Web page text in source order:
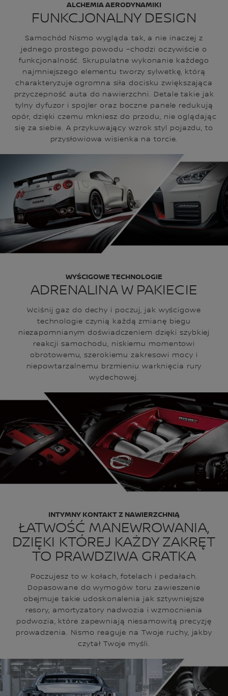
FUNKCJONALNY DESIGN
ALCHEMIA AERODYNAMIKI
Samochód Nismo wygląda tak, a nie inaczej z
jednego prostego powodu –chodzi oczywiście o
funkcjonalność. Skrupulatne wykonanie każdego
najmniejszego elementu tworzy sylwetkę, którą
charakteryzuje ogromna siła docisku zwiększająca
przyczepność auta do nawierzchni. Detale takie jak
tylny dyfuzor i spojler oraz boczne panele redukują
opór, dzięki czemu mkniesz do przodu, nie oglądając
się za siebie. A przykuwający wzrok styl pojazdu, to
przysłowiowa wisienka na torcie.
ADRENALINA W PAKIECIE
WYŚCIGOWE TECHNOLOGIE
Wciśnij gaz do dechy i poczuj, jak wyścigowe
technologie czynią każdą zmianę biegu
niezapomnianym doświadczeniem dzięki szybkiej
reakcji samochodu, niskiemu momentowi
obrotowemu, szerokiemu zakresowi mocy i
niepowtarzalnemu brzmieniu warknięcia rury
wydechowej.
ŁATWOŚĆ MANEWROWANIA,
DZIĘKI KTÓREJ KAŻDY ZAKRĘT
TO PRAWDZIWA GRATKA
INTYMNY KONTAKT Z NAWIERZCHNIĄ
Poczujesz to w kołach, fotelach i pedałach.
Dopasowane do wymogów toru zawieszenie
obejmuje takie udoskonalenia jak sztywniejsze
resory, amortyzatory nadwozia i wzmocnienia
podwozia, które zapewniają niesamowitą precyzję
prowadzenia. Nismo reaguje na Twoje ruchy, jakby
czytał Twoje myśli.